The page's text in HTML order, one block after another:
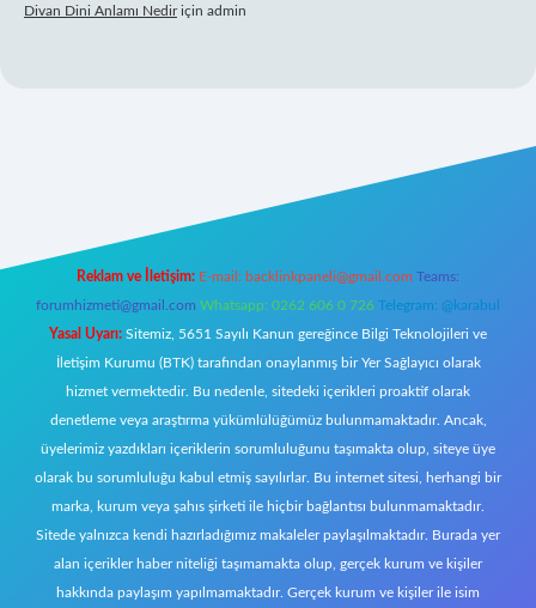
Divan Dini Anlamı Nediriçin admin
Reklam ve İletişim: E-mail: backlinkpaneli@gmail.com Teams:
forumhizmeti@gmail.com Whatsapp: 0262 606 0 726 Telegram: @karabul
Yasal Uyarı: Sitemiz, 5651 Sayılı Kanun gereğince Bilgi Teknolojileri ve
İletişim Kurumu (BTK) tarafından onaylanmış bir Yer Sağlayıcı olarak
hizmet vermektedir. Bu nedenle, sitedeki içerikleri proaktif olarak
denetleme veya araştırma yükümlülüğümüz bulunmamaktadır. Ancak,
üyelerimiz yazdıkları içeriklerin sorumluluğunu taşımakta olup, siteye üye
olarak bu sorumluluğu kabul etmiş sayılırlar. Bu internet sitesi, herhangi bir
marka, kurum veya şahıs şirketi ile hiçbir bağlantısı bulunmamaktadır.
Sitede yalnızca kendi hazırladığımız makaleler paylaşılmaktadır. Burada yer
alan içerikler haber niteliği taşımamakta olup, gerçek kurum ve kişiler
hakkında paylaşım yapılmamaktadır. Gerçek kurum ve kişiler ile isim